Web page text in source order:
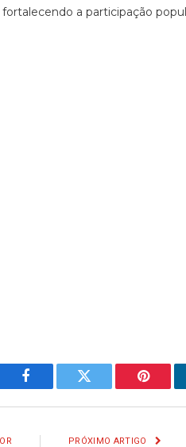
a participação
Facebook Twitter
PRÓXIMO ARTIGO